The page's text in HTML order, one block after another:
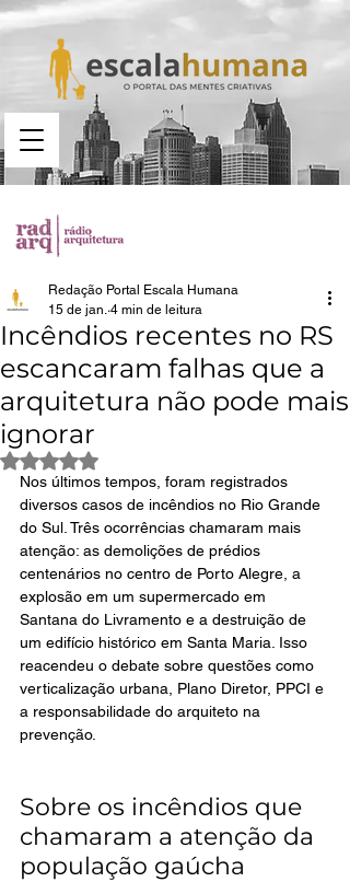
Busca no portal
Incêndios recentes no RS
escancaram falhas que a
arquitetura não pode mais
ignorar
Redação Portal Escala Humana
15 de jan. 4 min de leitura
Avaliado com NaN de 5 estrelas.
Nos últimos tempos, foram registrados
diversos casos de incêndios no Rio Grande
do Sul. Três ocorrências chamaram mais
atenção: as demolições de prédios
centenários no centro de Porto Alegre, a
explosão em um supermercado em
Santana do Livramento e a destruição de
um edifício histórico em Santa Maria. Isso
reacendeu o debate sobre questões como
verticalização urbana, Plano Diretor, PPCI e
a responsabilidade do arquiteto na
prevenção.
Sobre os incêndios que
chamaram a atenção da
população gaúcha